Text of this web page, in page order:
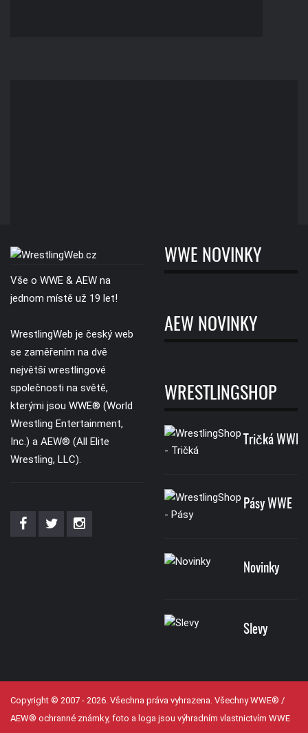
Vše o WWE & AEW na
jednom místě už 19 let!
WrestlingWeb je český web
se zaměřením na dvě
největší wrestlingové
společnosti na světě,
kterými jsou WWE® (World
Wrestling Entertainment,
Inc.) a AEW® (All Elite
Wrestling, LLC).
WWE NOVINKY
AEW NOVINKY
WRESTLINGSHOP
Tričká WWE
Pásy WWE
Novinky
Slevy
Copyright © 2007 - 2026. Všechna práva vyhrazena. Všechny WWE® /
AEW® ochranné známky, foto a loga jsou výhradním vlastnictvím WWE